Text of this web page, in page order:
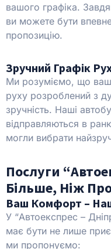
вашого графіка.
ви можете бути
пропозицію.
Зручний Графік
Ми розуміємо, що ваш
руху розроблений з
зручність. Наші
відправляються в
могли вибрати
Послуги
Більше, Ніж
Ваш Комфорт –
У “Автоекспрес –
має бути не лише
ми пропонуємо: